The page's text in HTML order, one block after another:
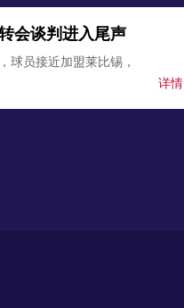
会谈判进入尾声
球员接近加盟莱比锡，
详情